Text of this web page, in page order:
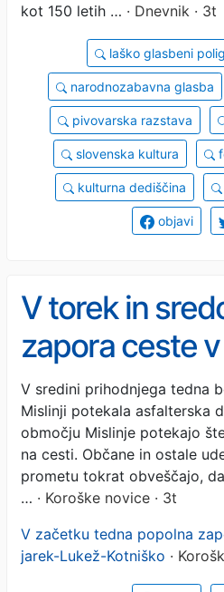
kot 150 letih … · Dnevnik · 3t
laško glasbeni
narodnozabavna glasba
pivovarska razstava
slovenska kultura
kulturna dediščina
objavi
V torek in
zapora ceste
zaradi
V sredini prihodnjega tedna
Mislinji potekala asfalterska
območju Mislinje potekajo
na cesti. Občane in ostale
prometu tokrat obveščajo,
… · Koroške novice · 3t
V začetku tedna popolna
jarek-Lukež-Kotniško ·